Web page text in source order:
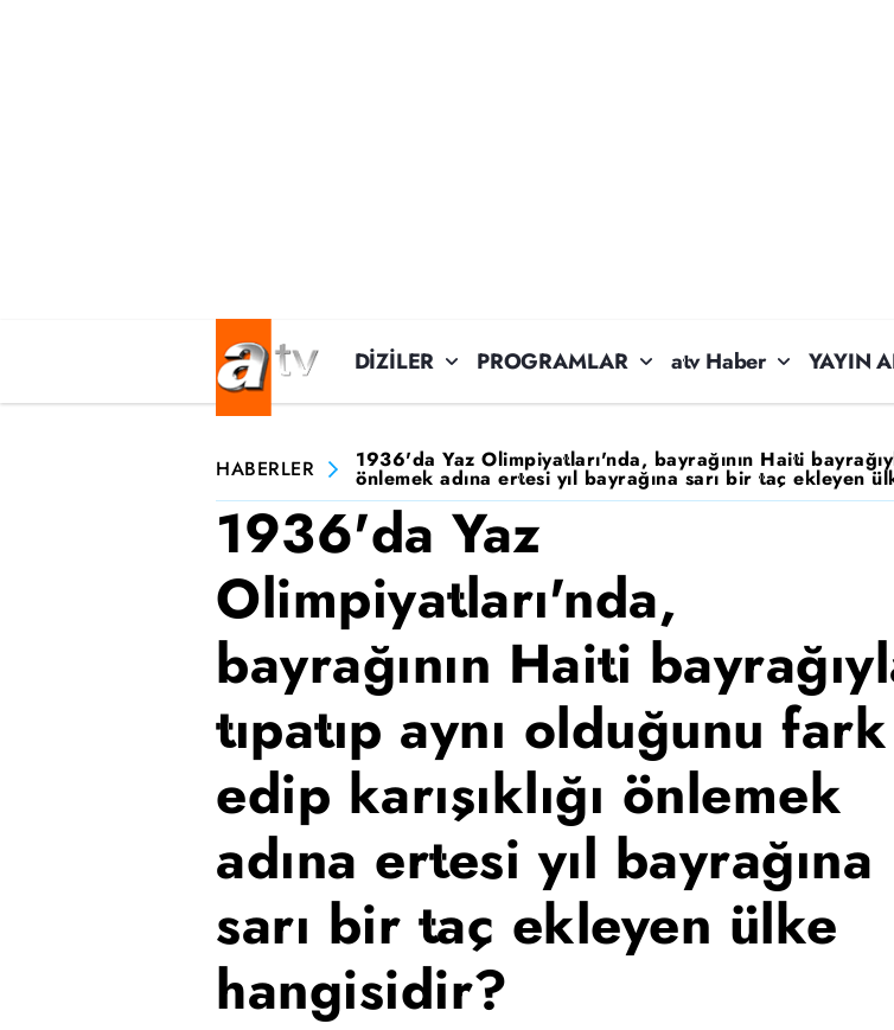
DİZİLER PROGRAMLAR atv Haber YAYIN
HABERLER 1936'da Yaz Olimpiyatları'nda, bayrağının Haiti
önlemek adına ertesi yıl bayrağına sarı bir taç ekleyen
1936'da Yaz
Olimpiyatları'nda,
bayrağının Haiti
tıpatıp aynı olduğunu fark
edip karışıklığı önlemek
adına ertesi yıl bayrağına
sarı bir taç ekleyen ülke
hangisidir?